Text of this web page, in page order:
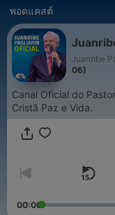
พอดแคสต์
Juanribe
06)
Canal Oficial do
Cristã Paz e Vida.
00:00